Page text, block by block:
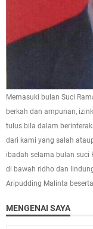
Memasuki bulan Suci
berkah dan ampunan,
tulus bila dalam
dari kami yang salah
ibadah selama bulan suci
di bawah ridho dan
Aripudding Malinta
MENGENAI SAYA